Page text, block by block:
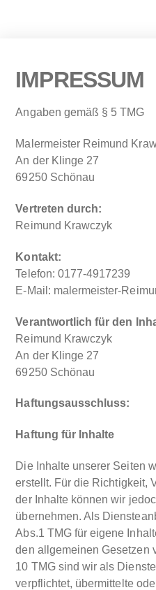
IMPRESSUM
Angaben gemäß § 5 TMG
Malermeister Reimund
An der Klinge 27
69250 Schönau
Vertreten durch:
Reimund Krawczyk
Kontakt:
Telefon: 0177-4917239
E-Mail: malermeister-
Verantwortlich für den
Reimund Krawczyk
An der Klinge 27
69250 Schönau
Haftungsausschluss:
Haftung für Inhalte
Die Inhalte unserer Seiten
erstellt. Für die Richtigkeit,
der Inhalte können wir
übernehmen. Als
Abs.1 TMG für eigene
den allgemeinen Gesetzen
10 TMG sind wir als
verpflichtet, übermittelte